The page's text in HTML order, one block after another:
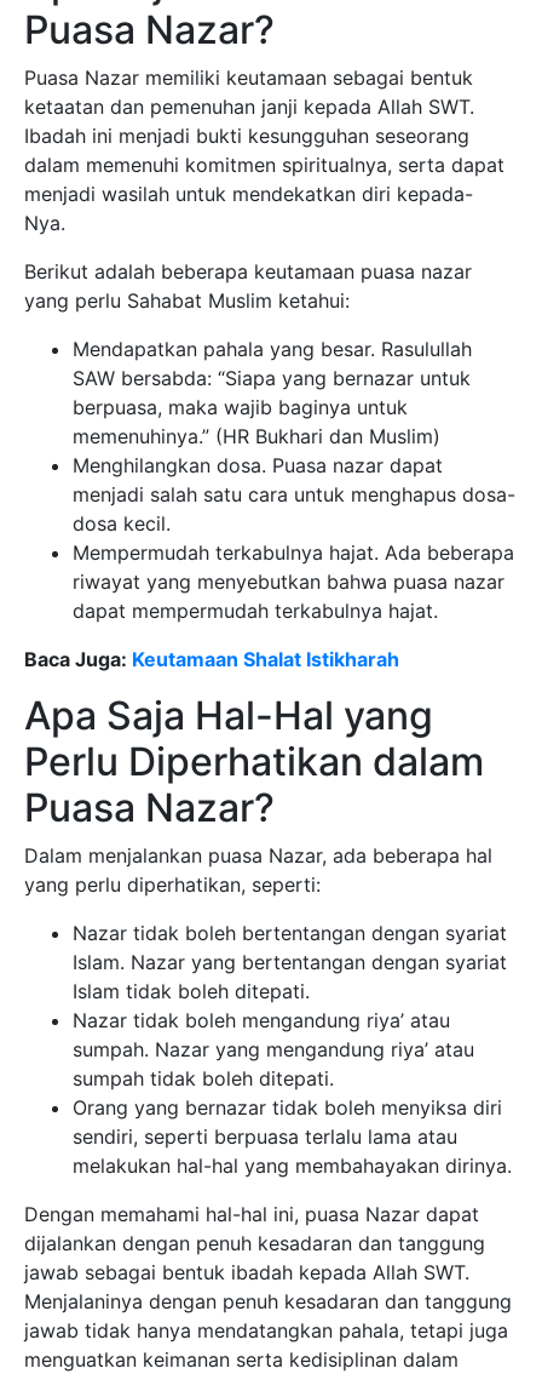
Puasa Nazar?
Puasa Nazar memiliki keutamaan sebagai bentuk
ketaatan dan pemenuhan janji kepada Allah SWT.
Ibadah ini menjadi bukti kesungguhan seseorang
dalam memenuhi komitmen spiritualnya, serta dapat
menjadi wasilah untuk mendekatkan diri kepada-
Nya.
Berikut adalah beberapa keutamaan puasa nazar
yang perlu Sahabat Muslim ketahui:
Mendapatkan pahala yang besar. Rasulullah
SAW bersabda: “Siapa yang bernazar untuk
berpuasa, maka wajib baginya untuk
memenuhinya.” (HR Bukhari dan Muslim)
Menghilangkan dosa. Puasa nazar dapat
menjadi salah satu cara untuk menghapus dosa-
dosa kecil.
Mempermudah terkabulnya hajat. Ada beberapa
riwayat yang menyebutkan bahwa puasa nazar
dapat mempermudah terkabulnya hajat.
Baca Juga: Keutamaan Shalat Istikharah
Apa Saja Hal-Hal yang
Perlu Diperhatikan dalam
Puasa Nazar?
Dalam menjalankan puasa Nazar, ada beberapa hal
yang perlu diperhatikan, seperti:
Nazar tidak boleh bertentangan dengan syariat
Islam. Nazar yang bertentangan dengan syariat
Islam tidak boleh ditepati.
Nazar tidak boleh mengandung riya’ atau
sumpah. Nazar yang mengandung riya’ atau
sumpah tidak boleh ditepati.
Orang yang bernazar tidak boleh menyiksa diri
sendiri, seperti berpuasa terlalu lama atau
melakukan hal-hal yang membahayakan dirinya.
Dengan memahami hal-hal ini, puasa Nazar dapat
dijalankan dengan penuh kesadaran dan tanggung
jawab sebagai bentuk ibadah kepada Allah SWT.
Menjalaninya dengan penuh kesadaran dan tanggung
jawab tidak hanya mendatangkan pahala, tetapi juga
menguatkan keimanan serta kedisiplinan dalam